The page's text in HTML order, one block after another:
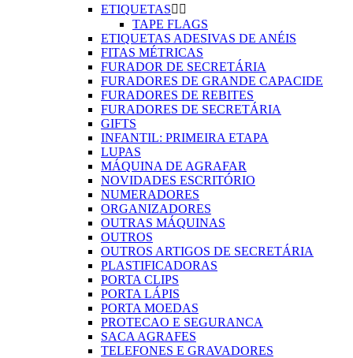
ETIQUETAS 
TAPE FLAGS
ETIQUETAS ADESIVAS DE ANÉIS
FITAS MÉTRICAS
FURADOR DE SECRETÁRIA
FURADORES DE GRANDE CAPACIDE
FURADORES DE REBITES
FURADORES DE SECRETÁRIA
GIFTS
INFANTIL: PRIMEIRA ETAPA
LUPAS
MÁQUINA DE AGRAFAR
NOVIDADES ESCRITÓRIO
NUMERADORES
ORGANIZADORES
OUTRAS MÁQUINAS
OUTROS
OUTROS ARTIGOS DE SECRETÁRIA
PLASTIFICADORAS
PORTA CLIPS
PORTA LÁPIS
PORTA MOEDAS
PROTECAO E SEGURANCA
SACA AGRAFES
TELEFONES E GRAVADORES